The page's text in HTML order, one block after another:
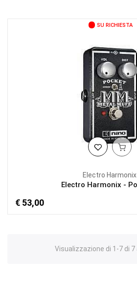
SU RICHIESTA
Electro Harmonix
Electro Harmonix -
€ 53,00
Visualizzazione di 1-7 di